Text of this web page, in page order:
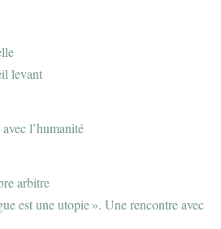
levant
l’humanité
arbitre
est une utopie ». Une rencontre avec